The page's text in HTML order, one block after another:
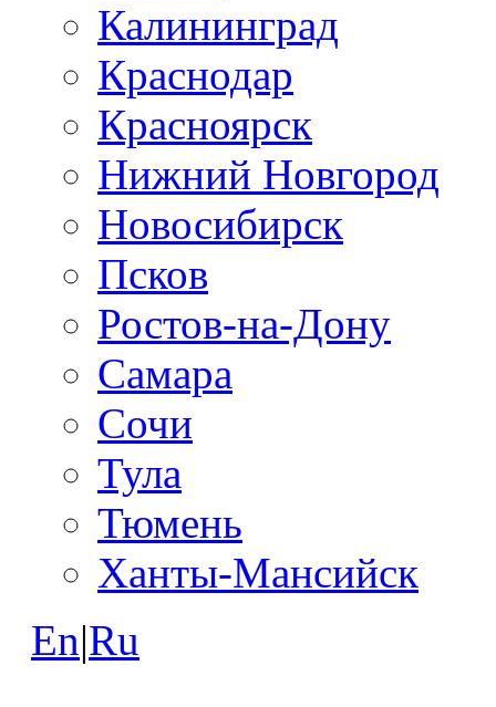
Калининград
Краснодар
Красноярск
Нижний Новгород
Новосибирск
Псков
Ростов-на-Дону
Самара
Сочи
Тула
Тюмень
Ханты-Мансийск
En|Ru